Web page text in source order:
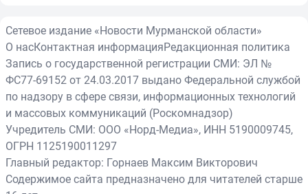
Сетевое издание «Новости Мурманской области»
О насКонтактная информацияРедакционная политика
Запись о государственной регистрации СМИ: ЭЛ №
ФС77-69152 от 24.03.2017 выдано Федеральной службой
по надзору в сфере связи, информационных технологий
и массовых коммуникаций (Роскомнадзор)
Учредитель СМИ: ООО «Норд-Медиа», ИНН 5190009745,
ОГРН 1125190011297
Главный редактор: Горнаев Максим Викторович
Содержимое сайта предназначено для читателей старше